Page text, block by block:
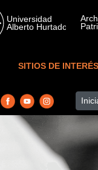
SITIOS DE INTERÉS